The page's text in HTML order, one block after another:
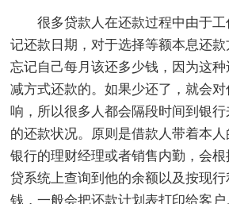
很多贷款人在还款过程中由于
记还款日期，对于选择等额本息还
忘记自己每月该还多少钱，因为这
减方式还款的。如果少还了，就会
响，所以很多人都会隔段时间到银
的还款状况。原则是借款人带着本人
银行的理财经理或者销售内勤，会
贷系统上查询到他的余额以及按现
钱，一般会把还款计划表打印给客